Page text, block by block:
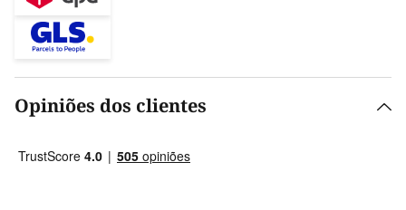
Opiniões dos clientes